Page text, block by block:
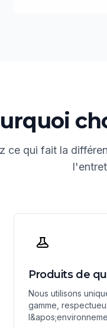
ce qui fait la
Produits de
Nous utilisons
gamme,